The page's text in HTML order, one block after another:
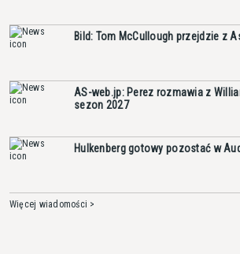
Bild: Tom McCullough przejdzie z
AS-web.jp: Perez rozmawia z
sezon 2027
Hulkenberg gotowy pozostać w
Więcej wiadomości >